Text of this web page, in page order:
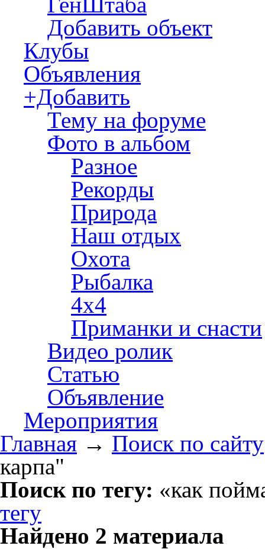
Добавить объект
Клубы
Объявления
+Добавить
Тему на форуме
Фото в альбом
Разное
Рекорды
Природа
Наш отдых
Охота
Рыбалка
4х4
Приманки и снасти
Видео ролик
Статью
Объявление
Мероприятия
Главная → Поиск по сайту
карпа"
Поиск по тегу: «как
тегу
Найдено 2 материала